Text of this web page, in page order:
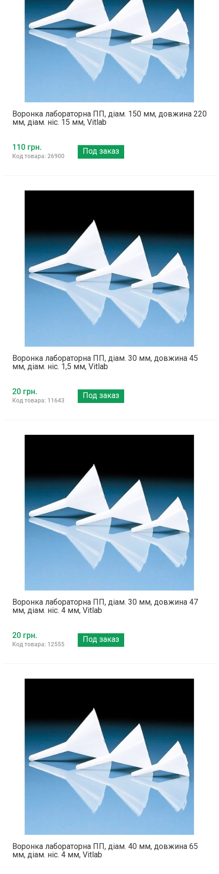
Воронка лабораторна ПП, діам. 150 мм, довжина 220
мм, діам. ніс. 15 мм, Vitlab
110 грн.
Код товара: 26900
Под заказ
Воронка лабораторна ПП, діам. 30 мм, довжина 45
мм, діам. ніс. 1,5 мм, Vitlab
20 грн.
Код товара: 11643
Под заказ
Воронка лабораторна ПП, діам. 30 мм, довжина 47
мм, діам. ніс. 4 мм, Vitlab
20 грн.
Код товара: 12555
Под заказ
Воронка лабораторна ПП, діам. 40 мм, довжина 65
мм, діам. ніс. 4 мм, Vitlab